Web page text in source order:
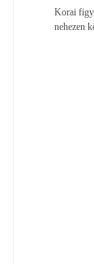
Korai
nehezen